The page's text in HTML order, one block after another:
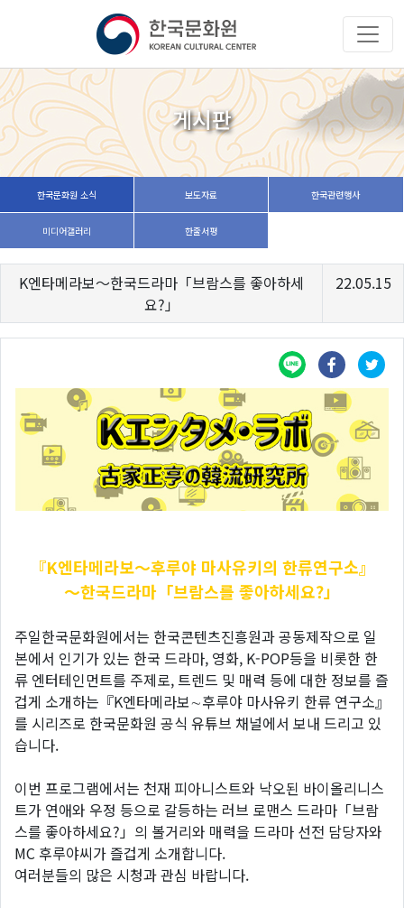
게시판
한국문화원 소식 보도자료 한국관련행사
미디어갤러리 한줄서평
K엔타메라보～한국드라마「브람스를 좋아하세
요?」
22.05.15
『K엔타메라보～후루야 마사유키의 한류연구소』
～한국드라마「브람스를 좋아하세요?」
주일한국문화원에서는 한국콘텐츠진흥원과 공동제작으로 일
본에서 인기가 있는 한국 드라마, 영화, K-POP등을 비롯한 한
류 엔터테인먼트를 주제로, 트렌드 및 매력 등에 대한 정보를 즐
겁게 소개하는『K엔타메라보∼후루야 마사유키 한류 연구소』
를 시리즈로 한국문화원 공식 유튜브 채널에서 보내 드리고 있
습니다.
이번 프로그램에서는 천재 피아니스트와 낙오된 바이올리니스
트가 연애와 우정 등으로 갈등하는 러브 로맨스 드라마「브람
스를 좋아하세요?」의 볼거리와 매력을 드라마 선전 담당자와
MC 후루야씨가 즐겁게 소개합니다.
여러분들의 많은 시청과 관심 바랍니다.